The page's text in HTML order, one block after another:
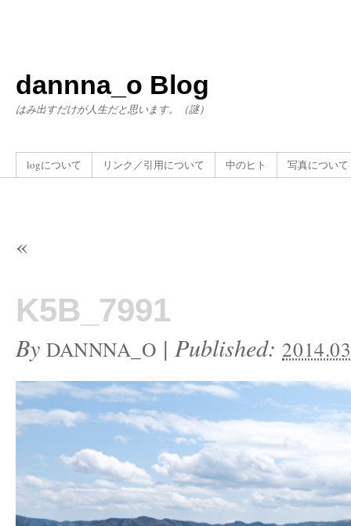
dannna_o Blog
はみ出すだけが人生だと思います。（謎）
logについて リンク／引用について 中のヒト 写真について
«
K5B_7991
By DANNNA_O |Published: